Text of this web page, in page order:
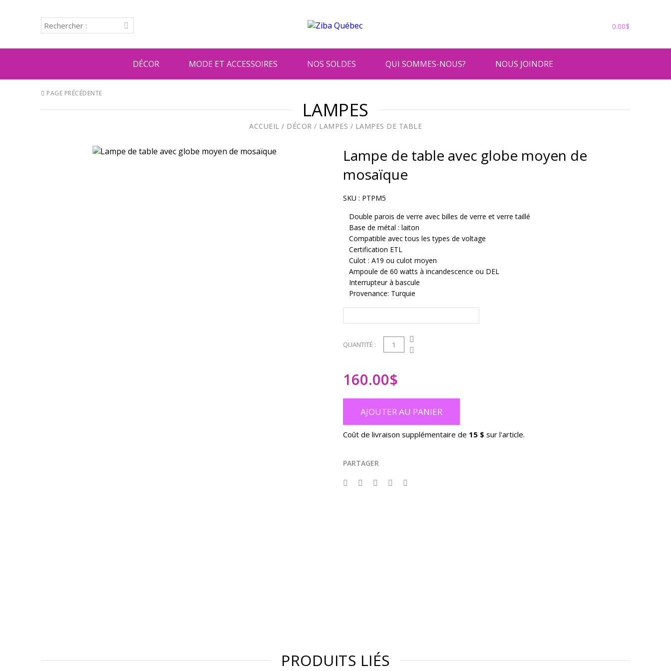
0.00$
DÉCOR MODE ET ACCESSOIRES NOS SOLDES QUI SOMMES-NOUS? NOUS JOINDRE
PAGE PRÉCÉDENTE
LAMPES
ACCUEIL / DÉCOR / LAMPES / LAMPES DE TABLE
Lampe de table avec globe moyen de
mosaïque
SKU : PTPM5
Double parois de verre avec billes de verre et verre taillé
Base de métal : laiton
Compatible avec tous les types de voltage
Certification ETL
Culot : A19 ou culot moyen
Ampoule de 60 watts à incandescence ou DEL
Interrupteur à bascule
Provenance: Turquie
QUANTITÉ : 1
160.00$
AJOUTER AU PANIER
Coût de livraison supplémentaire de 15 $ sur l'article.
PARTAGER
PRODUITS LIÉS